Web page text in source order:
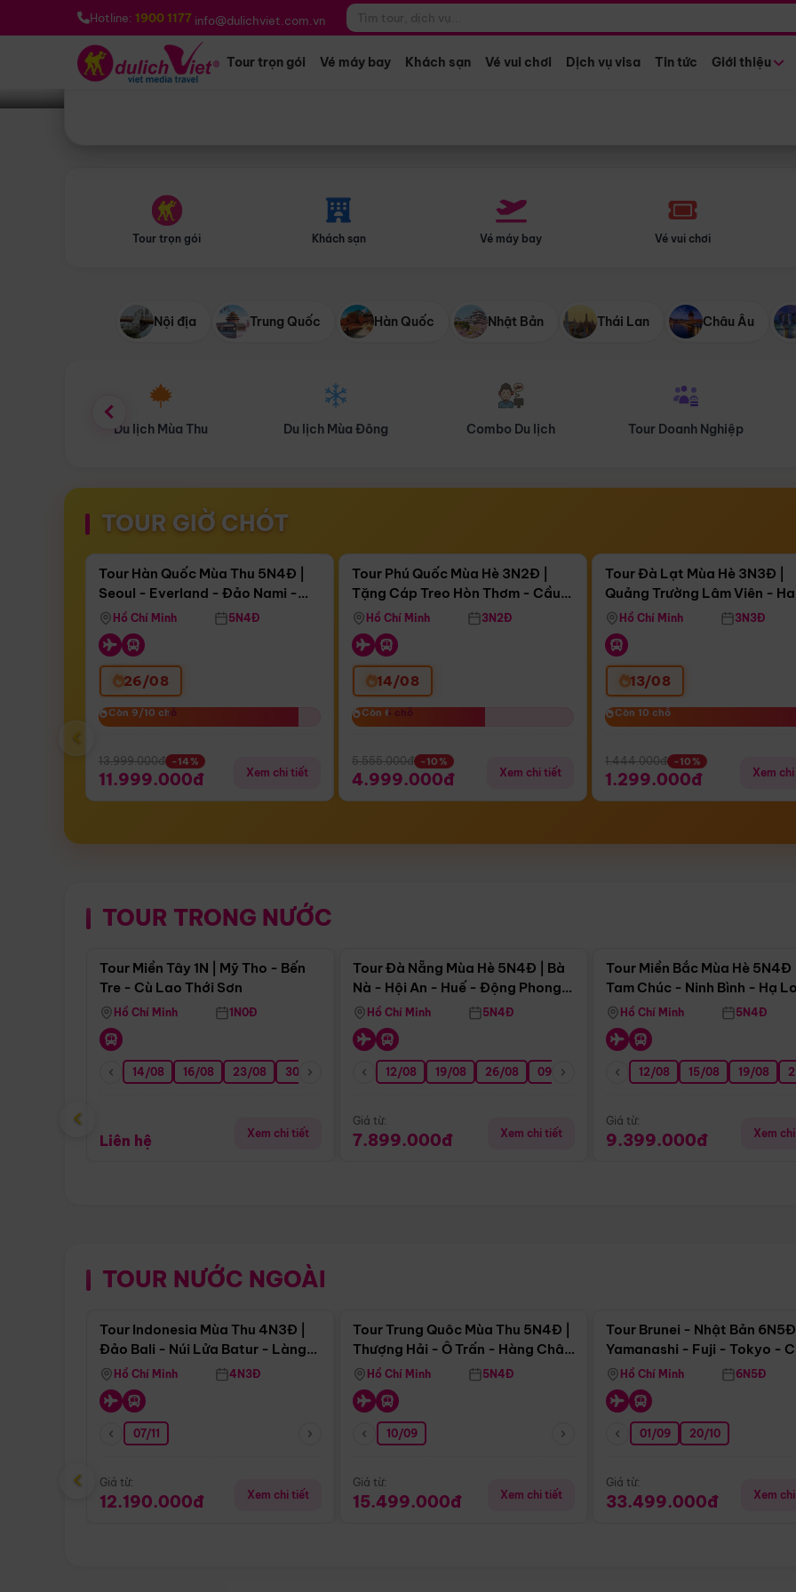
Hotline: 1900 1177 info@dulichviet.com.vn
Tour trọn gói Vé máy bay Khách sạn Vé vui chơi Dịch vụ visa Tin tức Giới thiệu
Bạn muốn đi đâu? *
Tour trọn gói Khách sạn Vé máy bay Vé vui chơi
Nội địa Trung Quốc Hàn Quốc Nhật Bản Thái Lan Châu Âu
Du lịch Mùa Đông Combo Du lịch Tour Doanh Nghiệp Du lịch Hành Hương
TOUR GIỜ CHÓT
Còn16 ngày 12:50:23
Bay Sun Phuquoc Airways
Điểm nổi bật
Tour Hàn Quốc Mùa Thu 5N4Đ |
Seoul - Everland - Đảo Nami -
Tháp Namsan (Bay Sun Phuquoc
Airways)
Hồ Chí Minh 5N4Đ
26/08
Còn 9/10 chỗ
Còn 9/10 chỗ
13.999.000đ -14%
11.999.000đ Xem chi tiết
Còn04 ngày 12:50:23
Tặng Cáp Treo Hòn Thơm
Tour Phú Quốc Mùa Hè 3N2Đ |
Tặng Cáp Treo Hòn Thơm - Cầu
Hôn - Công Viên Nước Aquatopia
Hồ Chí Minh 3N2Đ
14/08
Còn 6 chỗ
Còn 6 chỗ
5.555.000đ -10%
4.999.000đ Xem chi tiết
Còn03 ngày 12:50:23
Tour Đà Lạt Mùa Hè 3N3Đ |
Quảng Trường Lâm Viên -
Hill - Puppy Farm
Hồ Chí Minh 3N3Đ
13/08
Còn 10 chỗ
Còn 10 chỗ
1.444.000đ -10%
1.299.000đ Xem
‹
TOUR TRONG NƯỚC
Điểm nổi bật
Tour Miền Tây 1N | Mỹ Tho - Bến
Tre - Cù Lao Thới Sơn
Hồ Chí Minh 1N0Đ
14/08 16/08 23/08 30/08 06/09 13/09 20/09 27/09
Liên hệ Xem chi tiết
Tour Đà Nẵng Mùa Hè 5N4Đ | Bà
Nà - Hội An - Huế - Động Phong
NhaHồ Chí Minh 5N4Đ
12/08 19/08 26/08 09/09 16/09 23/09 30/09 07/10
Giá từ:
7.899.000đ Xem chi tiết
Tour Miền Bắc Mùa Hè 5N4Đ |
Tam Chúc - Ninh Bình - Hạ
Hồ Chí Minh 5N4Đ
12/08 15/08 19/08
Giá từ:
9.399.000đ Xem
‹
TOUR NƯỚC NGOÀI
Điểm nổi bật
Tour Indonesia Mùa Thu 4N3Đ |
Đảo Bali - Núi Lửa Batur - Làng
Penglipuran
Hồ Chí Minh 4N3Đ
07/11
Giá từ:
12.190.000đ Xem chi tiết
Tour Trung Quôc Mùa Thu 5N4Đ |
Thượng Hải - Ô Trấn - Hàng Châu
(Tour Không Shopping)
Hồ Chí Minh 5N4Đ
10/09
Giá từ:
15.499.000đ Xem chi tiết
Tour Brunei - Nhật Bản 6N5Đ |
Yamanashi - Fuji - Tokyo -
- Freeday
Hồ Chí Minh 6N5Đ
01/09 20/10
Giá từ:
33.499.000đ Xem
‹